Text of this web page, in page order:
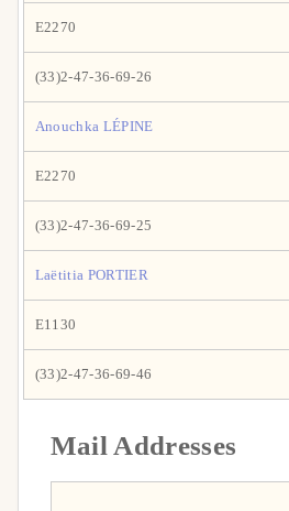
E2270
(33)2-47-36-69-26
Anouchka LÉPINE
E2270
(33)2-47-36-69-25
Laëtitia PORTIER
E1130
(33)2-47-36-69-46
Mail Addresses